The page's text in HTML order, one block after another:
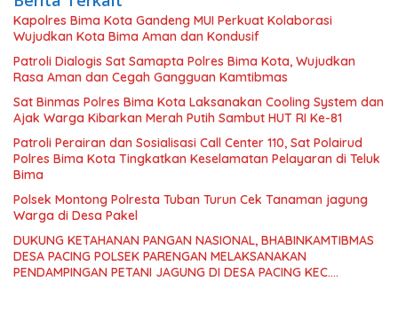
Kapolres Bima Kota Gandeng MUI Perkuat Kolaborasi
Wujudkan Kota Bima Aman dan Kondusif
Patroli Dialogis Sat Samapta Polres Bima Kota, Wujudkan
Rasa Aman dan Cegah Gangguan Kamtibmas
Sat Binmas Polres Bima Kota Laksanakan Cooling System dan
Ajak Warga Kibarkan Merah Putih Sambut HUT RI Ke-81
Patroli Perairan dan Sosialisasi Call Center 110, Sat Polairud
Polres Bima Kota Tingkatkan Keselamatan Pelayaran di Teluk
Bima
Polsek Montong Polresta Tuban Turun Cek Tanaman jagung
Warga di Desa Pakel
DUKUNG KETAHANAN PANGAN NASIONAL, BHABINKAMTIBMAS
DESA PACING POLSEK PARENGAN MELAKSANAKAN
PENDAMPINGAN PETANI JAGUNG DI DESA PACING KEC.